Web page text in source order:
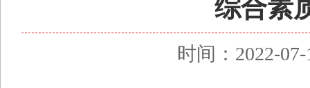
综合素
时间：